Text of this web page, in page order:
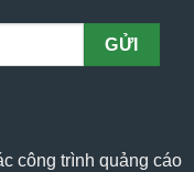
công trình quảng cáo